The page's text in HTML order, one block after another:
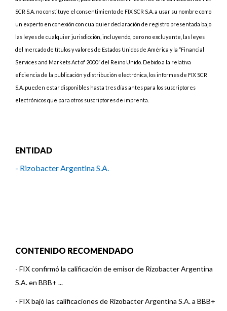
SCR S.A. no constituye el consentimiento de FIX SCR S.A. a usar su nombre como
un experto en conexión con cualquier declaración de registro presentada bajo
las leyes de cualquier jurisdicción, incluyendo, pero no excluyente, las leyes
del mercado de títulos y valores de Estados Unidos de América y la “Financial
Services and Markets Act of 2000” del Reino Unido. Debido a la relativa
eficiencia de la publicación y distribución electrónica, los informes de FIX SCR
S.A. pueden estar disponibles hasta tres días antes para los suscriptores
electrónicos que para otros suscriptores de imprenta.
ENTIDAD
- Rizobacter Argentina S.A.
CONTENIDO RECOMENDADO
- FIX confirmó la calificación de emisor de Rizobacter Argentina
S.A. en BBB+ ...
- FIX bajó las calificaciones de Rizobacter Argentina S.A. a BBB+